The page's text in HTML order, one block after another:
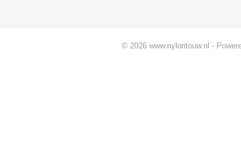
© 2026 www.nylontouw.nl -